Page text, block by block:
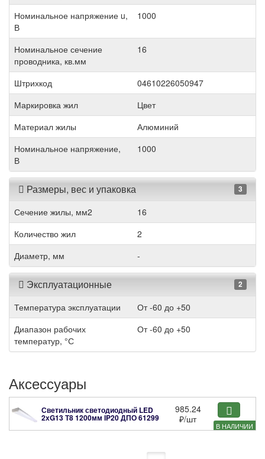
Номинальное напряжение u,
В
1000
Номинальное сечение
проводника, кв.мм
16
Штрихкод
04610226050947
Маркировка жил
Цвет
Материал жилы
Алюминий
Номинальное напряжение,
В
1000
Размеры, вес и упаковка 3
Сечение жилы, мм2
16
Количество жил
2
Диаметр, мм
-
Эксплуатационные 2
Температура эксплуатации
От -60 до +50
Диапазон рабочих
температур, °С
От -60 до +50
Аксессуары
В НАЛИЧИИ
Светильник светодиодный LED
2хG13 Т8 1200мм IP20 ДПО61299
985.24
₽/шт